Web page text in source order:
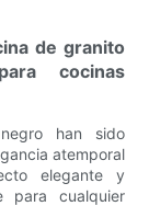
de granito
cocinas
han sido
atemporal
elegante y
para cualquier